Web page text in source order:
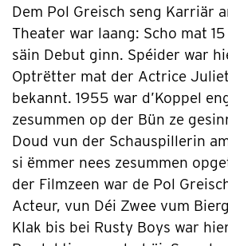
Dem Pol Greisch seng Karriär
Theater war laang: Scho mat
säin Debut ginn. Spéider war
Optrëtter mat der Actrice
bekannt. 1955 war d’Koppel
zesummen op der Bün ze
Doud vun der Schauspillerin
si ëmmer nees zesummen
der Filmzeen war de Pol
Acteur, vun Déi Zwee vum
Klak bis bei Rusty Boys war